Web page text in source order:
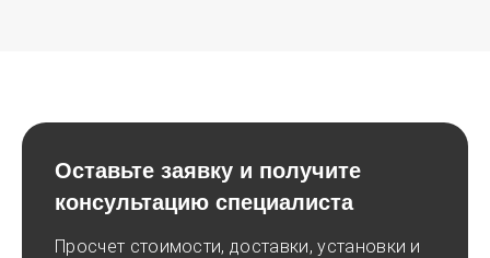
Оставьте заявку и получите
консультацию специалиста
Просчет стоимости, доставки, установки и